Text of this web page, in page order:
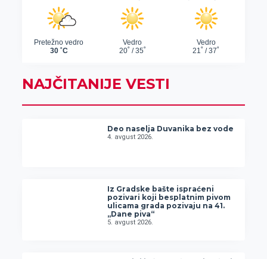
NAJČITANIJE VESTI
Deo naselja Duvanika bez vode
4. avgust 2026.
Iz Gradske bašte ispraćeni
pozivari koji besplatnim pivom
ulicama grada pozivaju na 41.
„Dane piva“
5. avgust 2026.